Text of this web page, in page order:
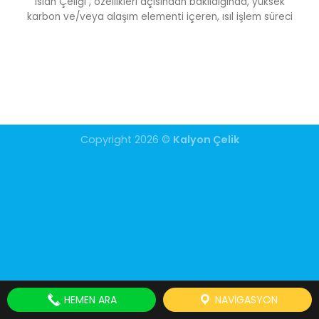
karbon ve/veya alaşım elementi içeren, ısıl işlem süreci
Copyright 2026 © Kalyon Çelik
HEMEN ARA NAVIGASYON